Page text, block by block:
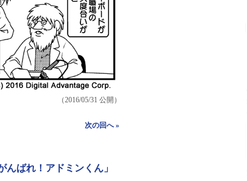
（2016/05/31 公開）
次の回へ »
んばれ！アドミンくん」